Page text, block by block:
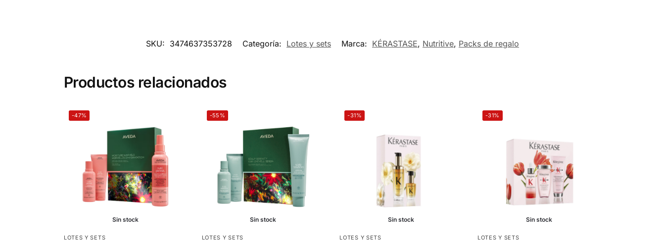
SKU: 3474637353728 Categoría: Lotes y sets Marca: KÉRASTASE, Nutritive, Packs de regalo
Productos relacionados
-47%
Sin stock
LOTES Y SETS
-55%
Sin stock
LOTES Y SETS
-31%
Sin stock
LOTES Y SETS
-31%
Sin stock
LOTES Y SETS